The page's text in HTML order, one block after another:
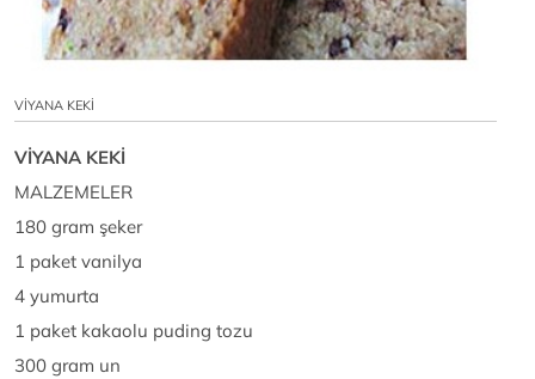
VİYANA KEKİ
VİYANA KEKİ
MALZEMELER
180 gram şeker
1 paket vanilya
4 yumurta
1 paket kakaolu puding tozu
300 gram un